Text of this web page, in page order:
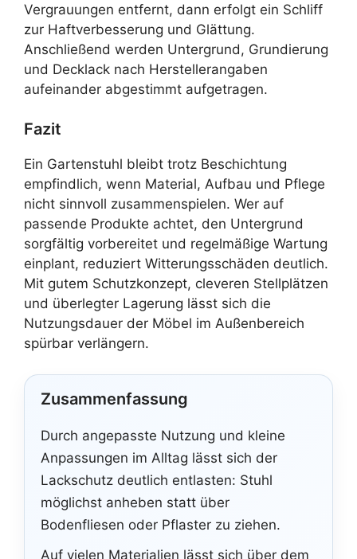
Vergrauungen entfernt, dann erfolgt ein Schliff
zur Haftverbesserung und Glättung.
Anschließend werden Untergrund, Grundierung
und Decklack nach Herstellerangaben
aufeinander abgestimmt aufgetragen.
Fazit
Ein Gartenstuhl bleibt trotz Beschichtung
empfindlich, wenn Material, Aufbau und Pflege
nicht sinnvoll zusammenspielen. Wer auf
passende Produkte achtet, den Untergrund
sorgfältig vorbereitet und regelmäßige Wartung
einplant, reduziert Witterungsschäden deutlich.
Mit gutem Schutzkonzept, cleveren Stellplätzen
und überlegter Lagerung lässt sich die
Nutzungsdauer der Möbel im Außenbereich
spürbar verlängern.
Zusammenfassung
Durch angepasste Nutzung und kleine
Anpassungen im Alltag lässt sich der
Lackschutz deutlich entlasten: Stuhl
möglichst anheben statt über
Bodenfliesen oder Pflaster zu ziehen.
Auf vielen Materialien lässt sich über dem